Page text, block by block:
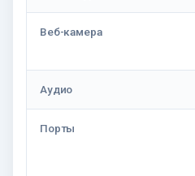
Веб-камера
Аудио
Порты